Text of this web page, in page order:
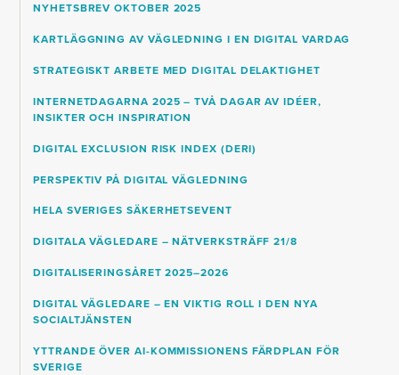
NYHETSBREV OKTOBER 2025
KARTLÄGGNING AV VÄGLEDNING I EN DIGITAL VARDAG
STRATEGISKT ARBETE MED DIGITAL DELAKTIGHET
INTERNETDAGARNA 2025 – TVÅ DAGAR AV IDÉER,
INSIKTER OCH INSPIRATION
DIGITAL EXCLUSION RISK INDEX (DERI)
PERSPEKTIV PÅ DIGITAL VÄGLEDNING
HELA SVERIGES SÄKERHETSEVENT
DIGITALA VÄGLEDARE – NÄTVERKSTRÄFF 21/8
DIGITALISERINGSÅRET 2025–2026
DIGITAL VÄGLEDARE – EN VIKTIG ROLL I DEN NYA
SOCIALTJÄNSTEN
YTTRANDE ÖVER AI-KOMMISSIONENS FÄRDPLAN FÖR
SVERIGE